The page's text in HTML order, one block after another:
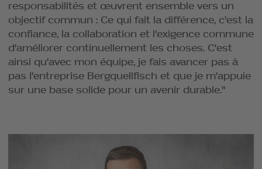
responsabilités et œuvrent ensemble vers un
objectif commun : Ce qui fait la différence, c'est la
confiance, la collaboration et l'exigence commune
d'améliorer continuellement les choses. C'est
ainsi qu'avec mon équipe, je fais avancer pas à
pas l'entreprise Bergquellfisch et que je m'appuie
sur une base solide pour un avenir durable."